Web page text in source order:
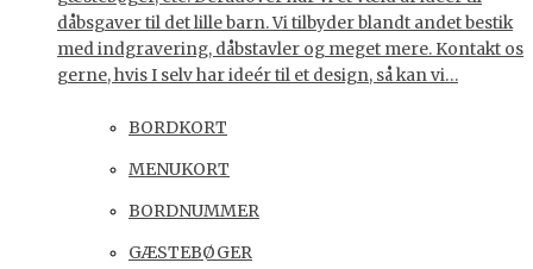
dåbsgaver til det lille barn. Vi tilbyder blandt andet bestik
med indgravering, dåbstavler og meget mere. Kontakt os
gerne, hvis I selv har ideér til et design, så kan vi…
BORDKORT
MENUKORT
BORDNUMMER
GÆSTEBØGER